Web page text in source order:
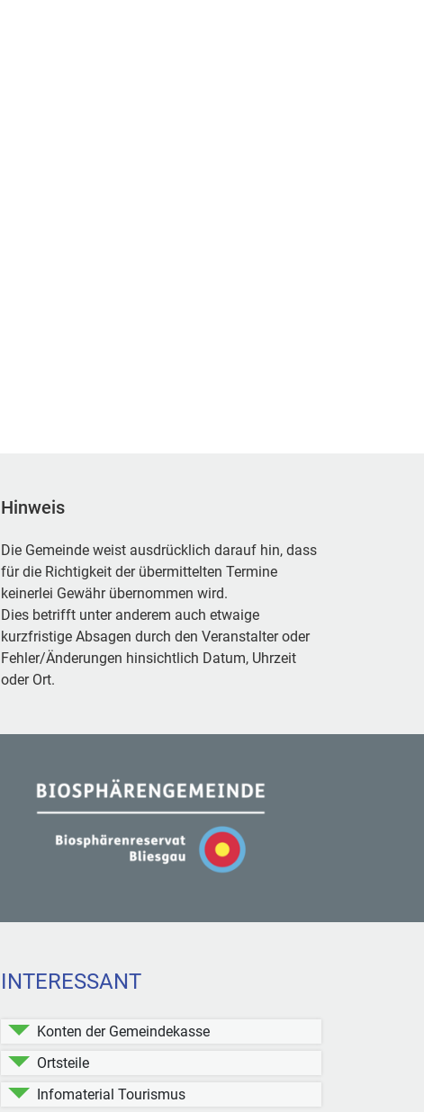
Hinweis
Die Gemeinde weist ausdrücklich darauf hin, dass
für die Richtigkeit der übermittelten Termine
keinerlei Gewähr übernommen wird.
Dies betrifft unter anderem auch etwaige
kurzfristige Absagen durch den Veranstalter oder
Fehler/Änderungen hinsichtlich Datum, Uhrzeit
oder Ort.
INTERESSANT
Konten der Gemeindekasse
Ortsteile
Infomaterial Tourismus